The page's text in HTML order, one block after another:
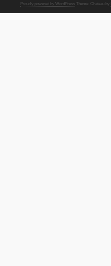
Proudly powered by WordPress Theme: Chateau by